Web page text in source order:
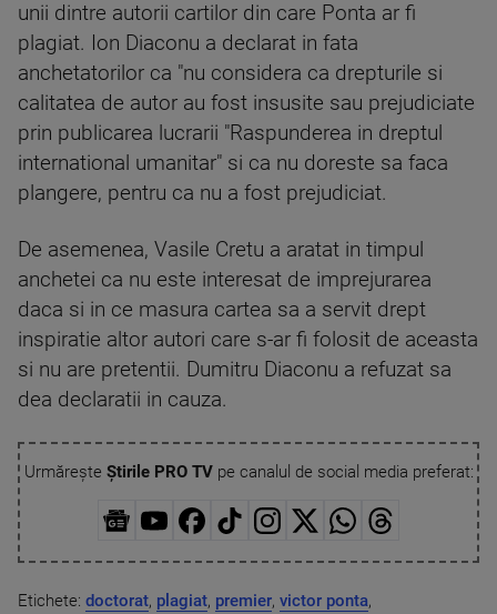
unii dintre autorii cartilor din care Ponta ar fi
plagiat. Ion Diaconu a declarat in fata
anchetatorilor ca "nu considera ca drepturile si
calitatea de autor au fost insusite sau prejudiciate
prin publicarea lucrarii "Raspunderea in dreptul
international umanitar" si ca nu doreste sa faca
plangere, pentru ca nu a fost prejudiciat.
De asemenea, Vasile Cretu a aratat in timpul
anchetei ca nu este interesat de imprejurarea
daca si in ce masura cartea sa a servit drept
inspiratie altor autori care s-ar fi folosit de aceasta
si nu are pretentii. Dumitru Diaconu a refuzat sa
dea declaratii in cauza.
Urmărește Știrile PRO TVpe canalul de social media preferat:
Etichete: doctorat, plagiat, premier, victor ponta,